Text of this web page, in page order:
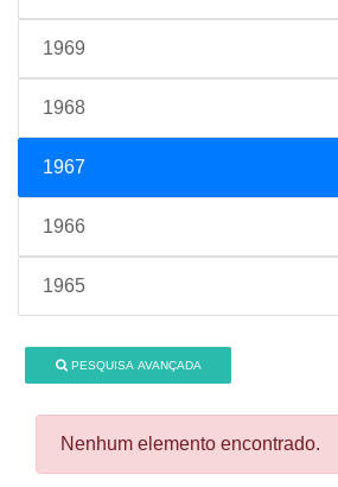
1969
1968
1967
1966
1965
PESQUISA AVANÇADA
Nenhum elemento encontrado.